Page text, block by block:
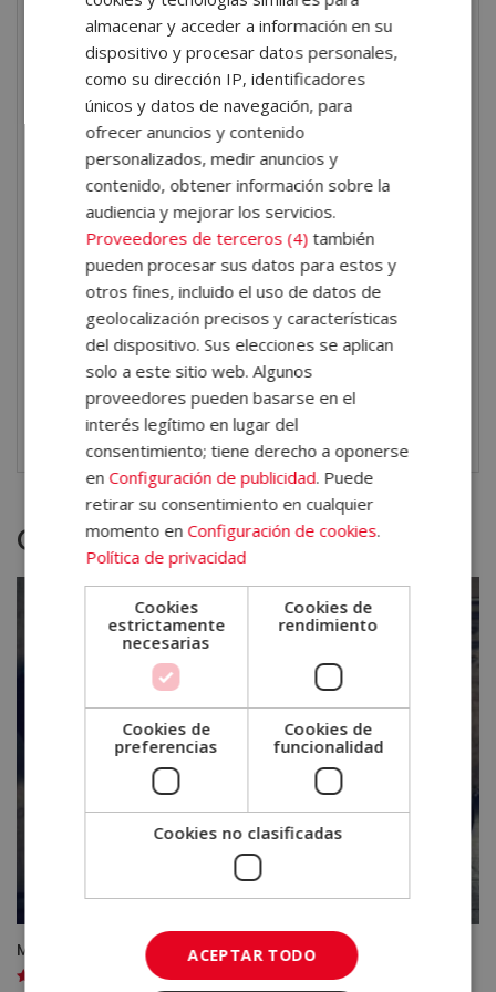
Una vez finalizados los estudios y superadas las
pruebas de evaluación, el alumno recibirá un diploma
que certifica el »MÁSTER EN SALUD LABORAL:
SEGURIDAD, HIGIENE Y ERGONOMÍA «, de ELBS
ESCUELA DE LIDERAZGO, avalada por nuestra
condición de socios de la CECAP, máxima institución
española en formación y de calidad. Los diplomas,
además, llevan el sello de Notario Europeo, que da fe
de la validez, contenidos y autenticidad del título a
nivel nacional e internacional.
Descarga el temario completo del Máster en Salud
Laboral: Seguridad, Higiene y Ergonomía en
enlace.
Otras titulaciones
Máster en Personal Trainer y Nutrición Deportiva
almacenar y acceder a información en su
dispositivo y procesar datos personales,
como su dirección IP, identificadores
únicos y datos de navegación, para
ofrecer anuncios y contenido
personalizados, medir anuncios y
contenido, obtener información sobre la
audiencia y mejorar los servicios.
Proveedores de terceros (4) también
pueden procesar sus datos para estos y
otros fines, incluido el uso de datos de
geolocalización precisos y características
del dispositivo. Sus elecciones se aplican
solo a este sitio web. Algunos
proveedores pueden basarse en el
interés legítimo en lugar del
consentimiento; tiene derecho a oponerse
enConfiguración de publicidad. Puede
retirar su consentimiento en cualquier
momento enConfiguración de cookies.
Política de privacidad
Cookies
estrictamente
necesarias
Cookies de
rendimiento
Cookies de
preferencias
Cookies de
funcionalidad
Cookies no clasificadas
ACEPTAR TODO